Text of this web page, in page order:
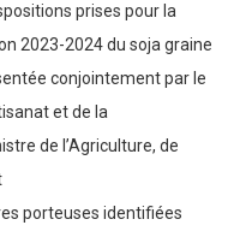
prises pour la
2023-2024 du soja graine
conjointement par le
et de la
de l’Agriculture, de
porteuses identifiées